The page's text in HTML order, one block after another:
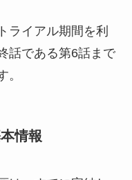
ライアル期間を利
話である第6話まで
。
情報